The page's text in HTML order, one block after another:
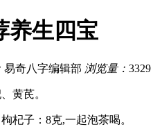
养生四宝
易奇八字编辑部 浏览量： 3329
黄芪。
杞子：8克,一起泡茶喝。